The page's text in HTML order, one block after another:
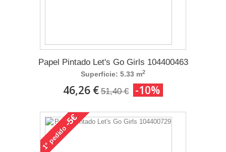
Papel Pintado Let's Go Girls 104400463
Superficie: 5.33 m2
46,26 € 51,40 € -10%
1°
pedido
-5€